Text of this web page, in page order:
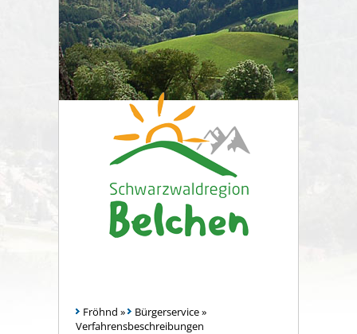
Fröhnd » Bürgerservice»
Verfahrensbeschreibungen